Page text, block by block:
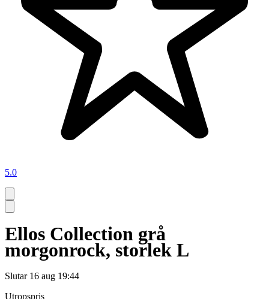
5.0
Ellos Collection grå
morgonrock, storlek L
Slutar 16 aug 19:44
Utropspris